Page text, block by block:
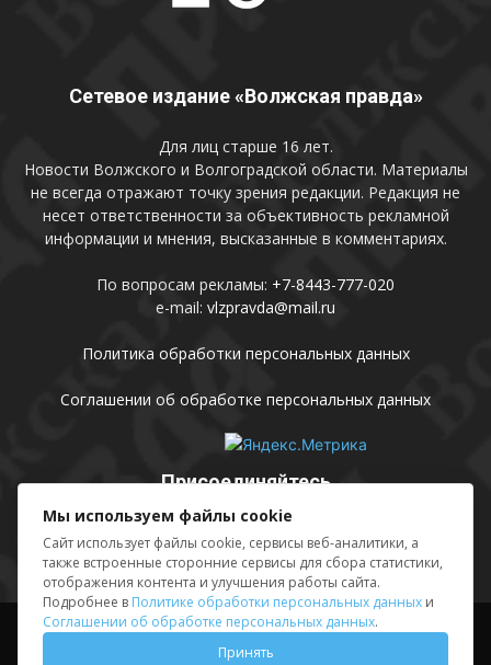
Сетевое издание «Волжская правда»
Для лиц старше 16 лет.
Новости Волжского и Волгоградской области. Материалы
не всегда отражают точку зрения редакции. Редакция не
несет ответственности за объективность рекламной
информации и мнения, высказанные в комментариях.
По вопросам рекламы: +7-8443-777-020
e-mail: vlzpravda@mail.ru
Политика обработки персональных данных
Соглашении об обработке персональных данных
Присоединяйтесь
Выходные данные Sing in
Мы используем файлы cookie
Сайт использует файлы cookie, сервисы веб-аналитики, а
также встроенные сторонние сервисы для сбора статистики,
отображения контента и улучшения работы сайта.
Подробнее в Политике обработки персональных данных и
Соглашении об обработке персональных данных.
Принять